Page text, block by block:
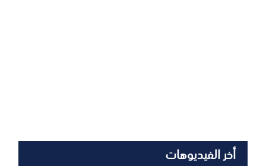
أخر الفيديوهات